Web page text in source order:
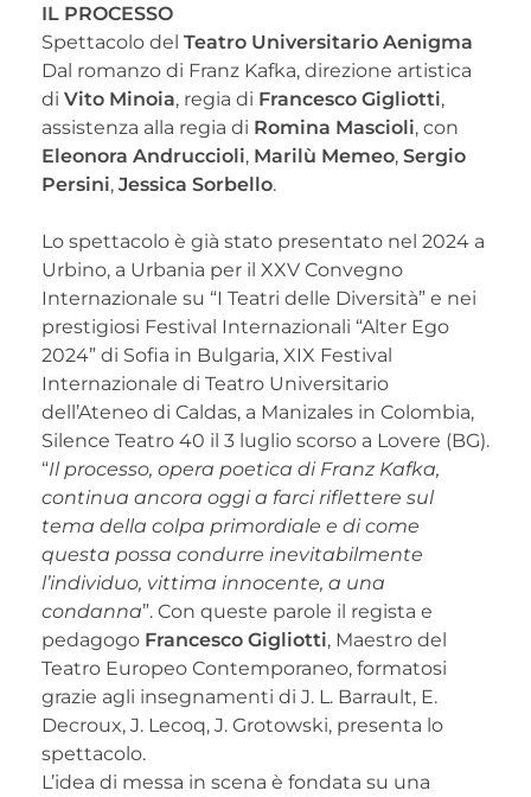
IL PROCESSO
Spettacolo del Teatro Universitario Aenigma
Dal romanzo di Franz Kafka, direzione artistica
di Vito Minoia, regia di Francesco Gigliotti,
assistenza alla regia di Romina Mascioli, con
Eleonora Andruccioli, Marilù Memeo, Sergio
Persini, Jessica Sorbello.
Lo spettacolo è già stato presentato nel 2024 a
Urbino, a Urbania per il XXV Convegno
Internazionale su “I Teatri delle Diversità” e nei
prestigiosi Festival Internazionali “Alter Ego
2024” di Sofia in Bulgaria, XIX Festival
Internazionale di Teatro Universitario
dell’Ateneo di Caldas, a Manizales in Colombia,
Silence Teatro 40 il 3 luglio scorso a Lovere (BG).
“Il processo, opera poetica di Franz Kafka,
continua ancora oggi a farci riflettere sul
tema della colpa primordiale e di come
questa possa condurre inevitabilmente
l’individuo, vittima innocente, a una
condanna”. Con queste parole il regista e
pedagogo Francesco Gigliotti, Maestro del
Teatro Europeo Contemporaneo, formatosi
grazie agli insegnamenti di J. L. Barrault, E.
Decroux, J. Lecoq, J. Grotowski, presenta lo
spettacolo.
L’idea di messa in scena è fondata su una